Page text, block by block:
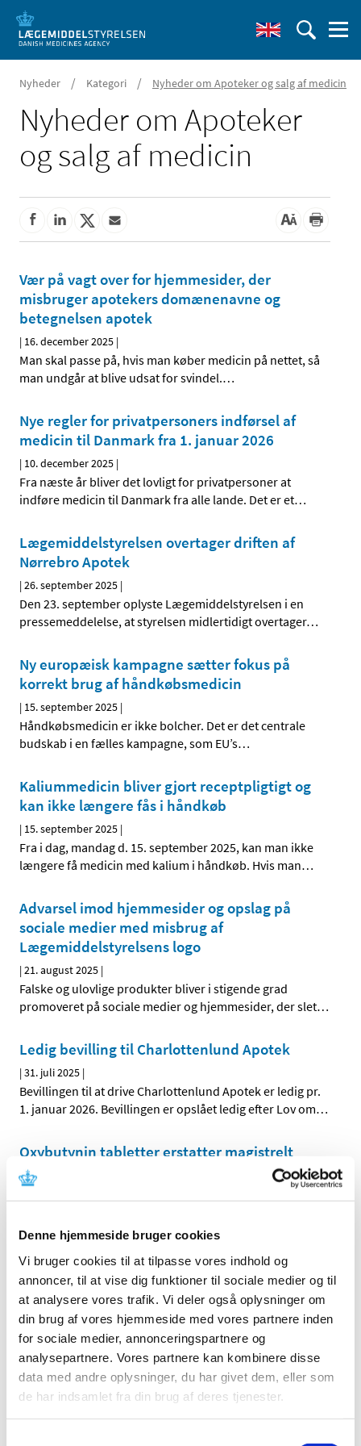
Denne hjemmeside bruger cookies
Vi bruger cookies til at tilpasse vores indhold og
annoncer, til at vise dig funktioner til sociale medier og til
at analysere vores trafik. Vi deler også oplysninger om
din brug af vores hjemmeside med vores partnere inden
for sociale medier, annonceringspartnere og
analysepartnere. Vores partnere kan kombinere disse
data med andre oplysninger, du har givet dem, eller som
de har indsamlet fra din brug af deres tjenester.
Nyheder / Kategori / Nyheder om Apoteker og salg af medicin
Nyheder om Apoteker
og salg af medicin
Vær på vagt over for hjemmesider, der
misbruger apotekers domænenavne og
betegnelsen apotek
| 16. december 2025 |
Man skal passe på, hvis man køber medicin på nettet, så
man undgår at blive udsat for svindel.…
Nye regler for privatpersoners indførsel af
medicin til Danmark fra 1. januar 2026
| 10. december 2025 |
Fra næste år bliver det lovligt for privatpersoner at
indføre medicin til Danmark fra alle lande. Det er et…
Lægemiddelstyrelsen overtager driften af
Nørrebro Apotek
|26. september 2025 |
Den 23. september oplyste Lægemiddelstyrelsen i en
pressemeddelelse, at styrelsen midlertidigt overtager…
Ny europæisk kampagne sætter fokus på
korrekt brug af håndkøbsmedicin
| 15. september 2025 |
Håndkøbsmedicin er ikke bolcher. Det er det centrale
budskab i en fælles kampagne, som EU’s…
Kaliummedicin bliver gjort receptpligtigt og
kan ikke længere fås i håndkøb
| 15. september 2025 |
Fra i dag, mandag d. 15. september 2025, kan man ikke
længere få medicin med kalium i håndkøb. Hvis man…
Advarsel imod hjemmesider og opslag på
sociale medier med misbrug af
Lægemiddelstyrelsens logo
|21. august 2025 |
Falske og ulovlige produkter bliver i stigende grad
promoveret på sociale medier og hjemmesider, der slet…
Ledig bevilling til Charlottenlund Apotek
|31. juli 2025 |
Bevillingen til at drive Charlottenlund Apotek er ledig pr.
1. januar 2026. Bevillingen er opslået ledig efter Lov om…
Oxybutynin tabletter erstatter magistrelt
fremstillede glycopyrrolat tabletter
det danske marked og kan bruges mod overdreven
Ansøgninger om ekstraordinært tilskud til
apotekere
|1. juli 2025|
Lægemiddelstyrelsen indkalder hermed ansøgninger til
ekstraordinært tilskud. Ansøgningen skal være os i…
Ledig bevilling til Skagen Apotek
|11. juni 2025|